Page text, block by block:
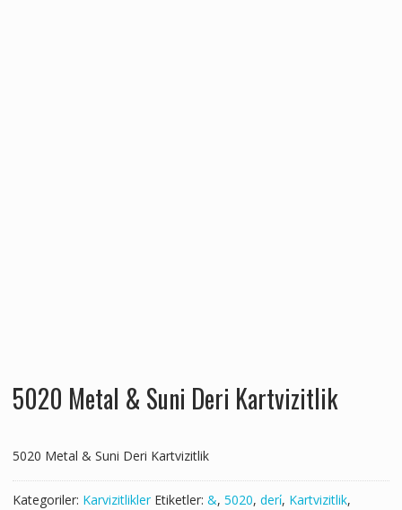
5020 Metal & Suni Deri Kartvizitlik
5020 Metal & Suni Deri Kartvizitlik
Kategoriler: Karvizitlikler Etiketler: &, 5020, deri̇, Kartvizitlik,